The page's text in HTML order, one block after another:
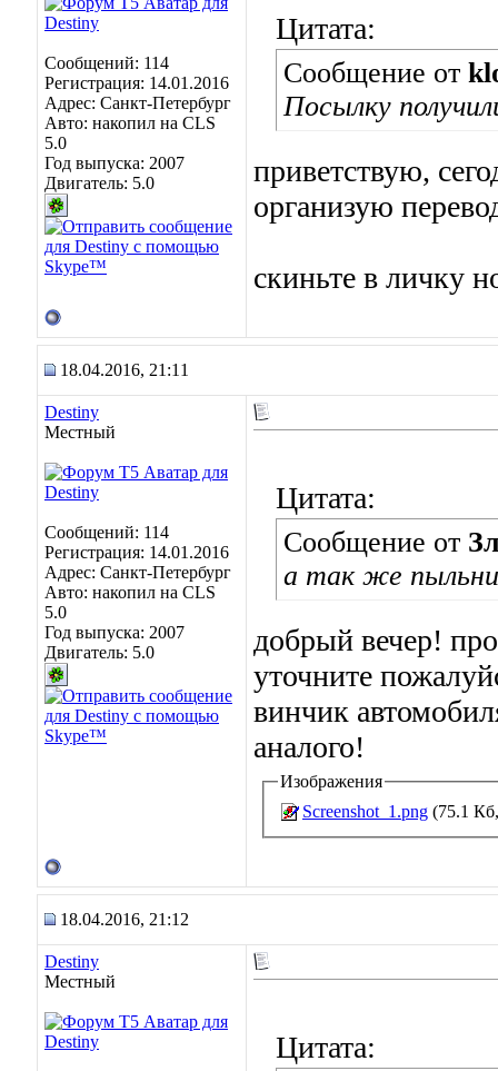
Сообщений: 114
Регистрация: 14.01.2016
Адрес: Санкт-Петербург
Авто: накопил на CLS
5.0
Год выпуска: 2007
Двигатель: 5.0
Цитата:
Сообщение от
Посылку
приветствую,
организую
скиньте в личку
18.04.2016, 21:11
Destiny
Местный
Сообщений: 114
Регистрация: 14.01.2016
Адрес: Санкт-Петербург
Авто: накопил на CLS
5.0
Год выпуска: 2007
Двигатель: 5.0
Цитата:
Сообщение от
а так же
добрый вечер!
уточните
винчик
аналого!
Изображения
Screenshot_1.png (75.1
18.04.2016, 21:12
Destiny
Местный
Цитата: